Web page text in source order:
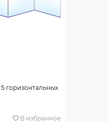
горизонтальных
В избранное